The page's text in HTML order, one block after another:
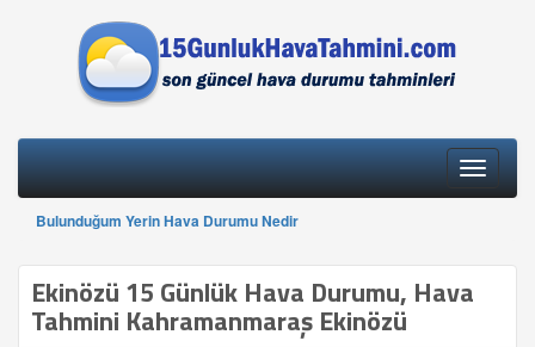
Toggle
Bulunduğum Yerin Hava Durumu Nedir
Ekinözü 15 Günlük Hava Durumu, Hava
Tahmini Kahramanmaraş Ekinözü